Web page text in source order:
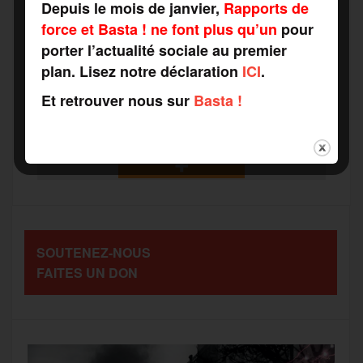
a
c
b
o
w
i
t
r
m
a
l
e
s
a g
P
t
a
g
SOUTENEZ-NOUS
FAITES UN DON
Depuis le mois de janvier, Rapports de
force et Basta ! ne font plus qu’un pour
porter l’actualité sociale au premier
plan. Lisez notre déclaration ICI.
Et retrouver nous sur Basta !